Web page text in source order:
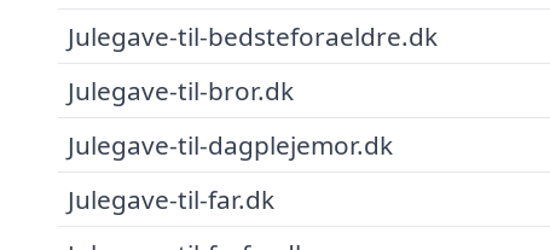
Julegave-til-bedsteforaeldre.dk
Julegave-til-bror.dk
Julegave-til-dagplejemor.dk
Julegave-til-far.dk